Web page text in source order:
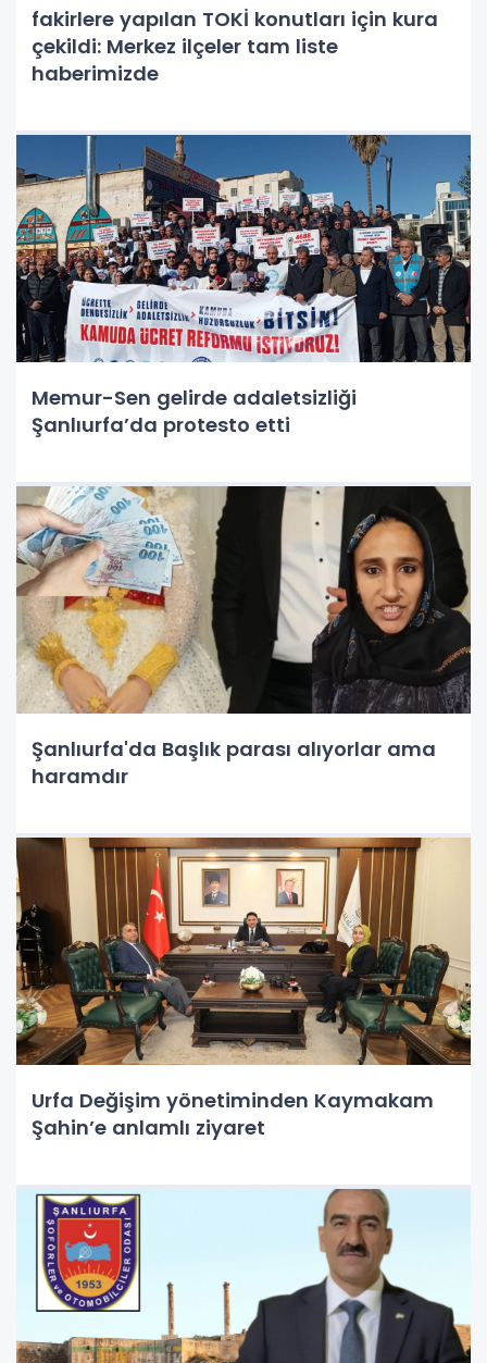
fakirlere yapılan TOKİ konutları için kura
çekildi: Merkez ilçeler tam liste
haberimizde
Memur-Sen gelirde adaletsizliği
Şanlıurfa’da protesto etti
Şanlıurfa'da Başlık parası alıyorlar ama
haramdır
Urfa Değişim yönetiminden Kaymakam
Şahin’e anlamlı ziyaret